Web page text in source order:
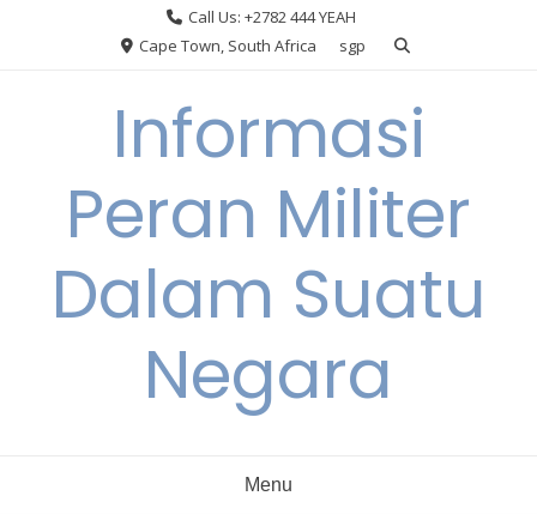
Call Us: +2782 444 YEAH
Cape Town, South Africa
sgp
Informasi
Peran Militer
Dalam Suatu
Negara
Menu